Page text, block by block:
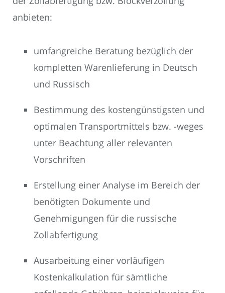
anbieten:
umfangreiche Beratung bezüglich der
kompletten Warenlieferung in Deutsch
und Russisch
Bestimmung des kostengünstigsten und
optimalen Transportmittels bzw. -weges
unter Beachtung aller relevanten
Vorschriften
Erstellung einer Analyse im Bereich der
benötigten Dokumente und
Genehmigungen für die russische
Zollabfertigung
Ausarbeitung einer vorläufigen
Kostenkalkulation für sämtliche